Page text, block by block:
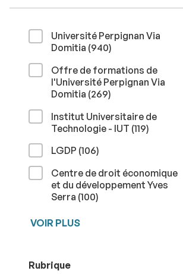
Université Perpignan Via
Domitia (940résultats
)
Offre de formations de
l'Université Perpignan Via
Domitia (269résultats
)
Institut Universitaire de
Technologie - IUT (119résultats
)
LGDP (106résultats
)
Centre de droit économique
et du développement Yves
Serra (100résultats
)
VOIR PLUS
Rubrique